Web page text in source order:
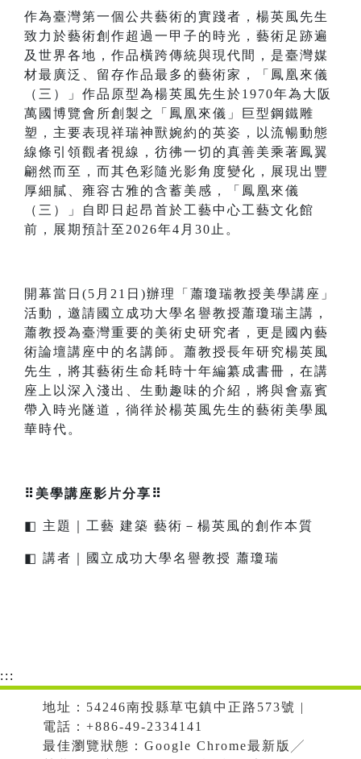
作為臺灣第一個公共藝術的實踐者，楊英風先生
致力於藝術創作超過一甲子的時光，藝術足跡遍
及世界各地，作品橫跨傳統與現代間，是臺灣媒
材最廣泛、留存作品最多的藝術家，「鳳凰來儀
（三）」作品原型為楊英風先生於1970年為大阪
萬國博覽會所創製之「鳳凰來儀」巨型鋼鐵雕
塑，主要表現祥瑞神獸婉約的英姿，以流暢動態
線條引領觀者視線，彷彿一切的真善美乘著鳳翼
翩然而至，而其色彩隨光影角度變化，展現出豐
厚細膩、雍容古雅的含蓄美感，「鳳凰來儀
（三）」自即日起昂首於工藝中心工藝文化館
前，展期預計至2026年4月30止。
開幕當日(5月21日)辦理「蕭瓊瑞教授美學講座」
活動，邀請國立成功大學名譽教授蕭瓊瑞主講，
蕭教授為臺灣重要的美術史研究者，更是國內藝
術論壇講座中的名講師。蕭教授長年研究楊英風
先生，將其藝術生命耗時十年編纂成書冊，在講
座上以深入淺出、生動趣味的介紹，將與會嘉賓
帶入時光隧道，徜徉於楊英風先生的藝術美學風
華時代。
⠿美學講座影片分享⠿
◧ 主題｜工藝 建築 藝術－楊英風的創作本質
◧ 講者｜國立成功大學名譽教授 蕭瓊瑞
:::
地址：54246南投縣草屯鎮中正路573號 |
電話：+886-49-2334141
最佳瀏覽狀態：Google Chrome最新版╱